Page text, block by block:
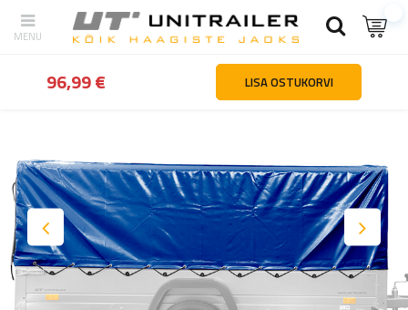
tagasi Kodu Haagiste osad ja tarvikud Lisavarustus
96,99 € LISA OSTUKORVI